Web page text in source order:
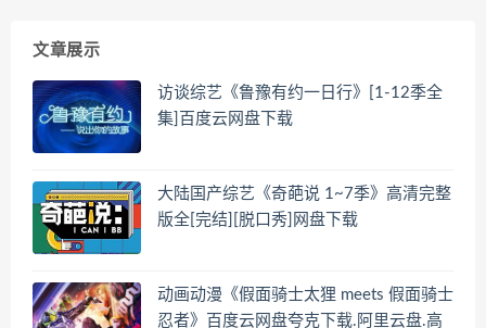
文章展示
访谈综艺《鲁豫有约一日行》[1-12季全
集]百度云网盘下载
大陆国产综艺《奇葩说 1~7季》高清完整
版全[完结][脱口秀]网盘下载
动画动漫《假面骑士太狸 meets 假面骑士
忍者》百度云网盘夸克下载.阿里云盘.高